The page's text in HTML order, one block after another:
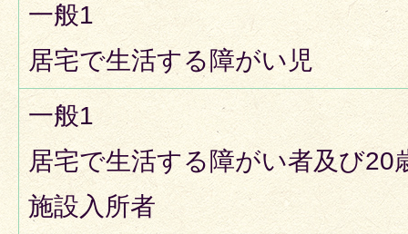
一般1
居宅で生活する障がい児
一般1
居宅で生活する障がい者及び20
施設入所者